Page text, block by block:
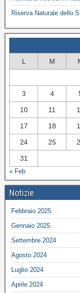
Riserva Naturale dello
L M
3 4
10 11
17 18
24 25
31
« Feb
Notizie
Febbraio 2025
Gennaio 2025
Settembre 2024
Agosto 2024
Luglio 2024
Aprile 2024